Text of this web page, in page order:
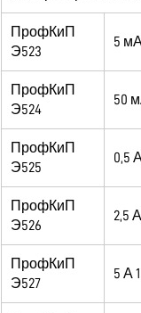
ПрофКиП
Э523
5
ПрофКиП
Э524
50
ПрофКиП
Э525
0,5
ПрофКиП
Э526
2,5
ПрофКиП
Э527
5 А